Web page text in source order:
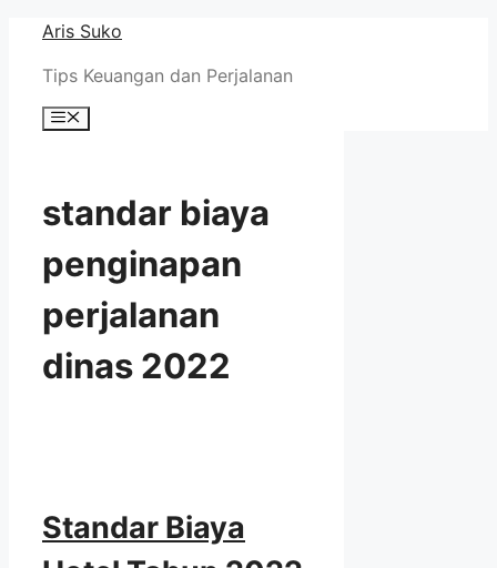
Skip
content
Aris Suko
Tips Keuangan dan Perjalanan
Menu
standar biaya
penginapan
perjalanan
dinas 2022
Standar Biaya